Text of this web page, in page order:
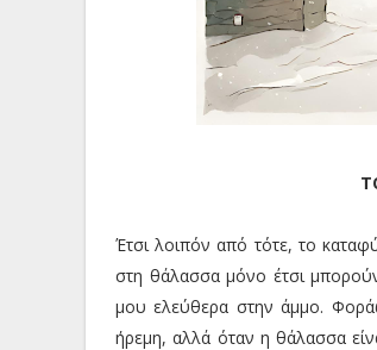
Έτσι λοιπόν από τότε, το
στη θάλασσα μόνο έτσι
μου ελεύθερα στην άμμο.
ήρεμη, αλλά όταν η θάλασσα